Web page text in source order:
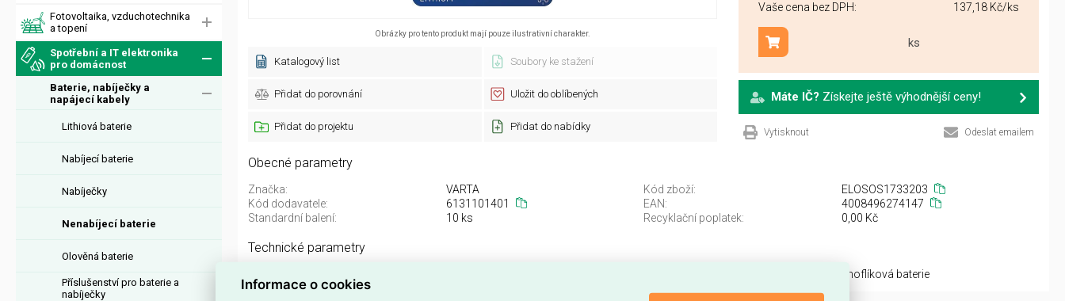
Fotovoltaika, vzduchotechnika
a topení
Spotřební a IT elektronika
pro domácnost
Baterie, nabíječky a
napájecí kabely
Lithiová baterie
Nabíjecí baterie
Nabíječky
Nenabíjecí baterie
Olověná baterie
Příslušenství pro baterie a
nabíječky
Obrázky pro tento produkt mají pouze ilustrativní charakter.
Katalogový list Soubory ke stažení
Přidat do porovnání Uložit do oblíbených
Přidat do projektu Přidat do nabídky
Vaše cena bez DPH: 137,18 Kč/ks
ks
Přidat do košíku
Máte IČ? Získejte ještě výhodnější ceny!
Vytisknout Odeslat emailem
Obecné parametry
Značka: VARTA Kód zboží:
ELOSOS1733203
Kód dodavatele:
6131101401 EAN:
4008496274147
Standardní balení:
10 ks Recyklační poplatek: 0,00 Kč
Technické parametry
knoflíková baterie
Informace o cookies